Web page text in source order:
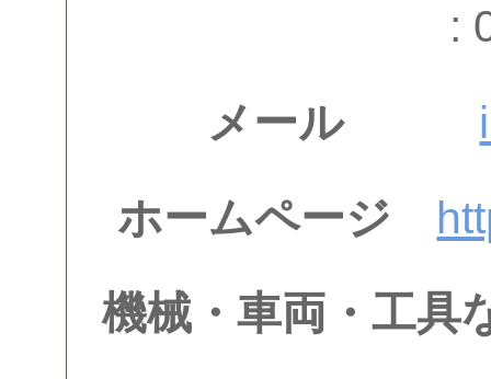
:
メール
ホームページ
機械・車両・工具